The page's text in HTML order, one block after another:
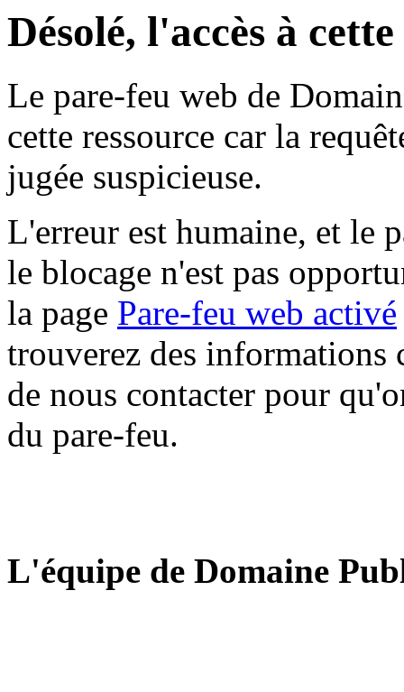
Désolé, l'accès à
Le pare-feu web de
cette ressource car la
jugée suspicieuse.
L'erreur est humaine, et le
le blocage n'est pas
la page Pare-feu web activé
trouverez des informations
de nous contacter pour
du pare-feu.
L'équipe de Domaine